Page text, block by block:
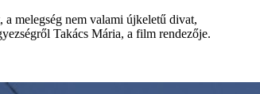
melegség nem valami újkeletű divat,
Takács Mária, a film rendezője.